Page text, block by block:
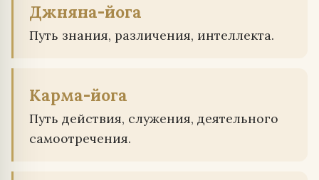
Джняна-йога
Путь знания, различения, интеллекта.
Карма-йога
Путь действия, служения, деятельного
самоотречения.